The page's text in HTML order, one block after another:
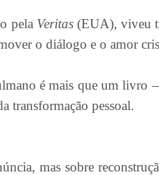
pela Veritas(EUA), viveu
o diálogo e o amor
é mais que um livro
transformação pessoal.
mas sobre